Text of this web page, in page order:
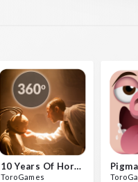
10 Years Of Horror Nights
ToroGames